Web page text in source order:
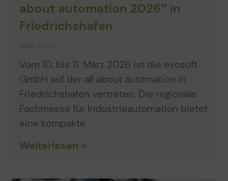
about automation 2026″ in
Friedrichshafen
Vom 10. bis 11. März 2026 ist die evosoft
GmbH auf der all about automation in
Friedrichshafen vertreten. Die regionale
Fachmesse für Industrieautomation bietet
eine kompakte
Weiterlesen »